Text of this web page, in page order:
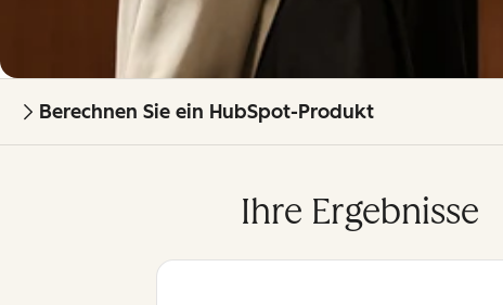
Berechnen Sie ein HubSpot-Produkt
Ihre Ergebnisse